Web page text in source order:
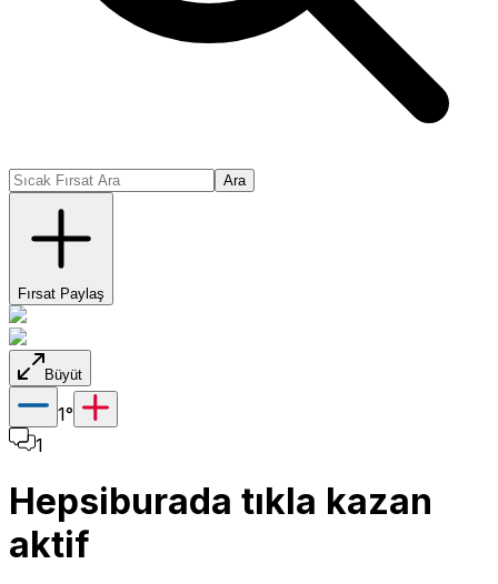
Ara
Fırsat Paylaş
Büyüt
1°
1
Hepsiburada tıkla kazan
aktif